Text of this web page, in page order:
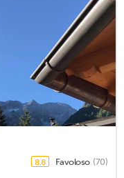
8,8 Favoloso (70)